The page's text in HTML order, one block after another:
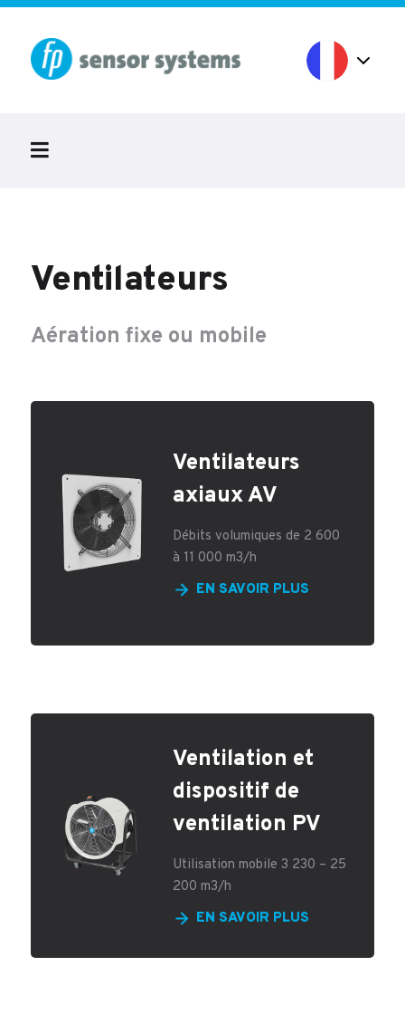
Ventilateurs
Aération fixe ou mobile
Ventilateurs
axiaux AV
Débits volumiques de 2 600
à 11 000 m3/h
EN SAVOIR PLUS
Ventilation et
dispositif de
ventilation PV
Utilisation mobile 3 230 – 25
200 m3/h
EN SAVOIR PLUS